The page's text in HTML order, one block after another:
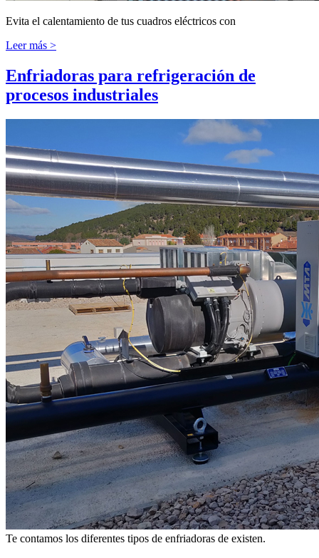
Evita el calentamiento de tus cuadros eléctricos con
Leer más >
Enfriadoras para refrigeración de
procesos industriales
Te contamos los diferentes tipos de enfriadoras de existen.